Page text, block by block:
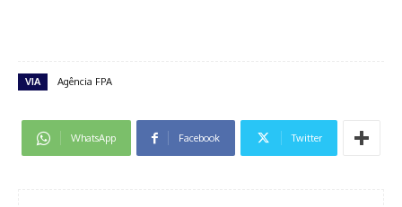
VIA Agência FPA
WhatsApp Facebook Twitter